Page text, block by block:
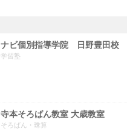
ナビ個別指導学院 日野豊田校
学習塾
寺本そろばん教室 大歳教室
そろばん・珠算